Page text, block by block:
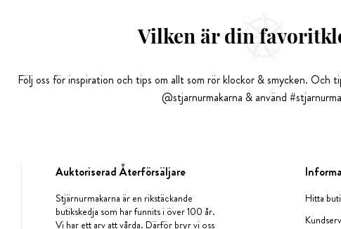
Vilken är din
Följ oss för inspiration och tips om allt som rör klockor & smycken. Och
@stjarnurmakarna & använd
Auktoriserad Återförsäljare
Stjärnurmakarna är en rikstäckande
butikskedja som har funnits i över 100 år.
Vi har ett arv att vårda. Därför bryr vi oss
Hitta